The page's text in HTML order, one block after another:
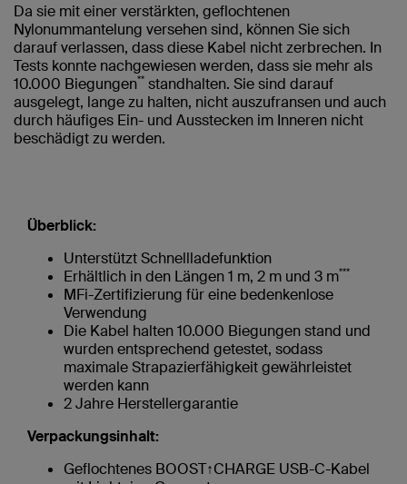
Da sie mit einer verstärkten, geflochtenen
Nylonummantelung versehen sind, können Sie sich
darauf verlassen, dass diese Kabel nicht zerbrechen. In
Tests konnte nachgewiesen werden, dass sie mehr als
10.000 Biegungen** standhalten. Sie sind darauf
ausgelegt, lange zu halten, nicht auszufransen und auch
durch häufiges Ein- und Ausstecken im Inneren nicht
beschädigt zu werden.
Überblick:
Unterstützt Schnellladefunktion
Erhältlich in den Längen 1 m, 2 m und 3 m***
MFi-Zertifizierung für eine bedenkenlose
Verwendung
Die Kabel halten 10.000 Biegungen stand und
wurden entsprechend getestet, sodass
maximale Strapazierfähigkeit gewährleistet
werden kann
2 Jahre Herstellergarantie
Verpackungsinhalt:
Geflochtenes BOOST↑CHARGE USB-C-Kabel